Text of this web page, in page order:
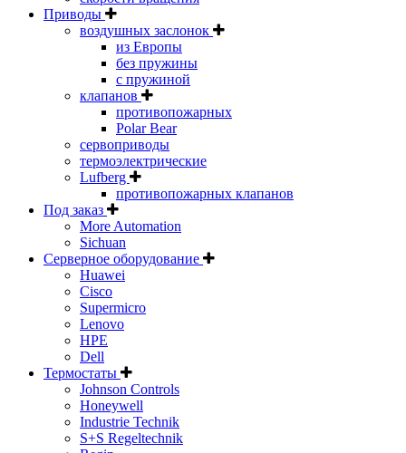
Приводы
воздушных заслонок
из Европы
без пружины
с пружиной
клапанов
противопожарных
Polar Bear
сервоприводы
термоэлектрические
Lufberg
противопожарных клапанов
Под заказ
More Automation
Sichuan
Серверное оборудование
Huawei
Cisco
Supermicro
Lenovo
HPE
Dell
Термостаты
Johnson Controls
Honeywell
Industrie Technik
S+S Regeltechnik